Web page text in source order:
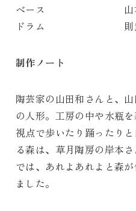
ベース 山本
ドラム 則武
制作ノート
陶芸家の山田和さんと、
の人形。工房の中や水瓶
視点で歩いたり踊ったり
る森は、草月陶房の岸本
では、あれよあれよと森
ました。